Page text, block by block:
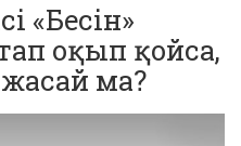
«Бесін»
оқып қойса,
ма?